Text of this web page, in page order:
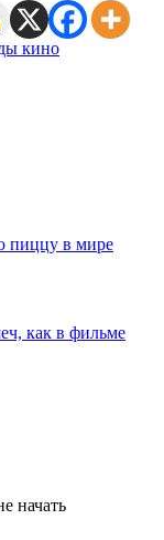
кино
пиццу в мире
как в фильме
начать